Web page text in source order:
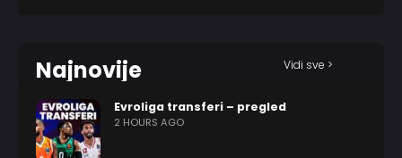
Najnovije Vidi sve >
Evroliga transferi – pregled
2 HOURS AGO